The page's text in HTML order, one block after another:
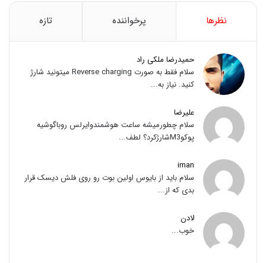
نظرها پرخواننده تازه
حمیدرضا ملکی راد
سلام فقط به صورت Reverse charging میتونید شارژ
کنید. نیاز به...
علیرضا
سلام چطورمیشه ساعت هوشمندوایرلس روباگوشیه
پوکوM3شارژکرد؟ لطف...
iman
سلام باید از بایوس اولین بوت رو روی فلش دیسک قرار
بدی که از...
لادن
خوب...